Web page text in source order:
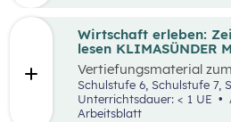
Wirtschaft erleben:
lesen KLIMASÜNDER
Vertiefungsmaterial
aufbereiteten
Mode”.
Unterrichtsdauer: < 1 UE
Arbeitsblatt